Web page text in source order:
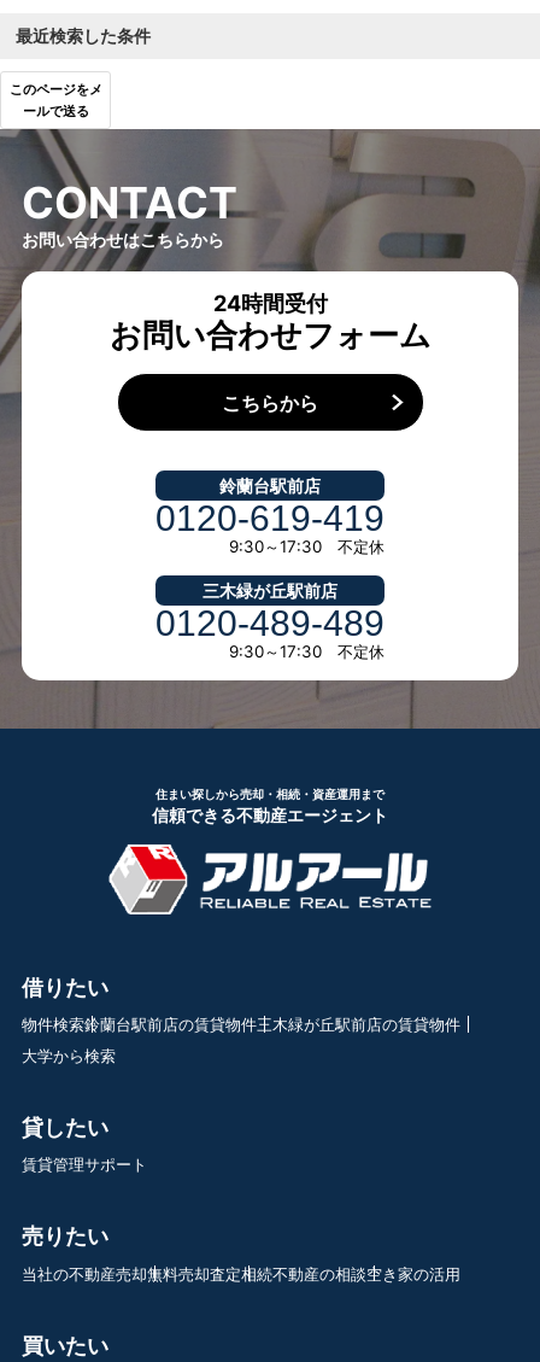
最近検索した条件
このページをメ
ールで送る
CONTACT
お問い合わせはこちらから
24時間受付
お問い合わせフォーム
こちらから
鈴蘭台駅前店
0120-619-419
9:30～17:30 不定休
三木緑が丘駅前店
0120-489-489
9:30～17:30 不定休
住まい探しから売却・相続・資産運用まで
信頼できる不動産エージェント
借りたい
物件検索鈴蘭台駅前店の賃貸物件三木緑が丘駅前店の賃貸物件
大学から検索
貸したい
賃貸管理サポート
売りたい
当社の不動産売却無料売却査定相続不動産の相談空き家の活用
買いたい